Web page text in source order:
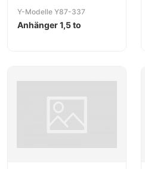
Y-Modelle Y87-337
Anhänger 1,5 to